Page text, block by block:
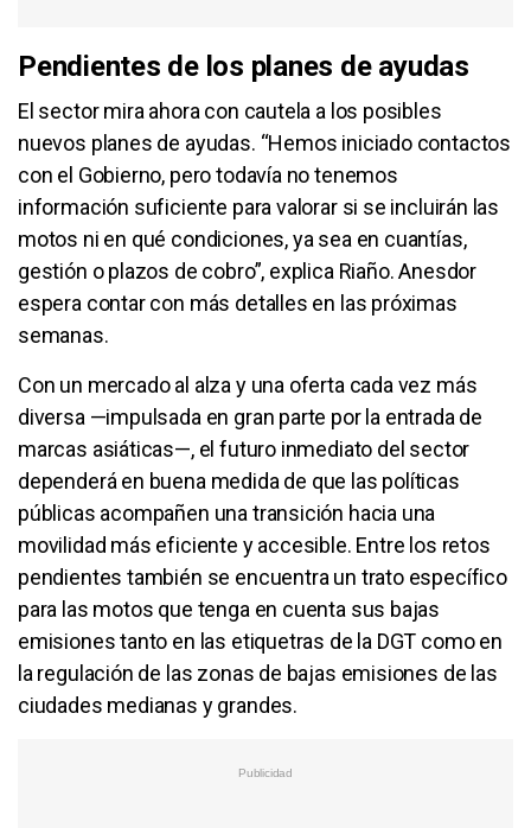
Pendientes de los planes de ayudas
El sector mira ahora con cautela a los posibles
nuevos planes de ayudas. “Hemos iniciado contactos
con el Gobierno, pero todavía no tenemos
información suficiente para valorar si se incluirán las
motos ni en qué condiciones, ya sea en cuantías,
gestión o plazos de cobro”, explica Riaño. Anesdor
espera contar con más detalles en las próximas
semanas.
Con un mercado al alza y una oferta cada vez más
diversa —impulsada en gran parte por la entrada de
marcas asiáticas—, el futuro inmediato del sector
dependerá en buena medida de que las políticas
públicas acompañen una transición hacia una
movilidad más eficiente y accesible. Entre los retos
pendientes también se encuentra un trato específico
para las motos que tenga en cuenta sus bajas
emisiones tanto en las etiquetras de la DGT como en
la regulación de las zonas de bajas emisiones de las
ciudades medianas y grandes.